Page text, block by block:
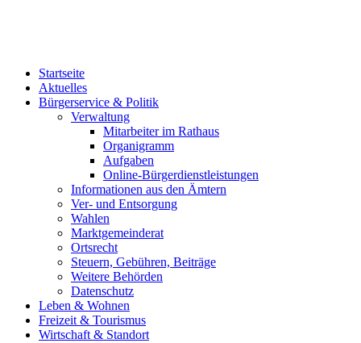
Startseite
Aktuelles
Bürgerservice & Politik
Verwaltung
Mitarbeiter im Rathaus
Organigramm
Aufgaben
Online-Bürgerdienstleistungen
Informationen aus den Ämtern
Ver- und Entsorgung
Wahlen
Marktgemeinderat
Ortsrecht
Steuern, Gebühren, Beiträge
Weitere Behörden
Datenschutz
Leben & Wohnen
Freizeit & Tourismus
Wirtschaft & Standort